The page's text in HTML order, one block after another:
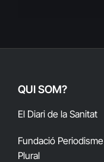
QUI SOM?
El Diari de la Sanitat
Fundació Periodisme
Plural